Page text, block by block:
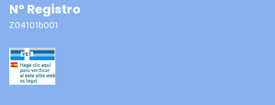
Nº Registro
Z04101b001